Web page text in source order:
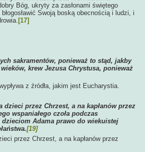
Bóg, ukryty za zasłonami świętego
Swoją boską obecnością i ludzi, i
[17]
sakramentów, ponieważ to stąd, jakby
krew Jezusa Chrystusa, ponieważ
z źródła, jakim jest Eucharystia.
przez Chrzest, a na kapłanów przez
wspaniałego czoła podczas
Adama prawo do wiekuistej
[19]
przez Chrzest, a na kapłanów przez